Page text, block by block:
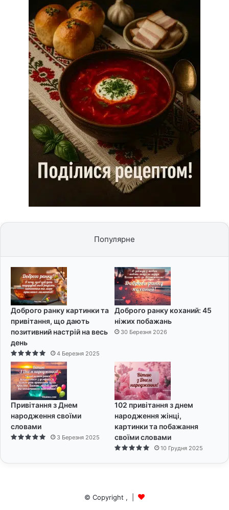
Популярне
Доброго ранку картинки та
привітання, що дають
позитивний настрій на весь
день
4 Березня 2025
Доброго ранку коханий: 45
ніжих побажань
30 Березня 2026
Привітання з Днем
народження своїми
словами
3 Березня 2025
102 привітання з днем
народження жінці,
картинки та побажання
своїми словами
10 Грудня 2025
© Copyright ,